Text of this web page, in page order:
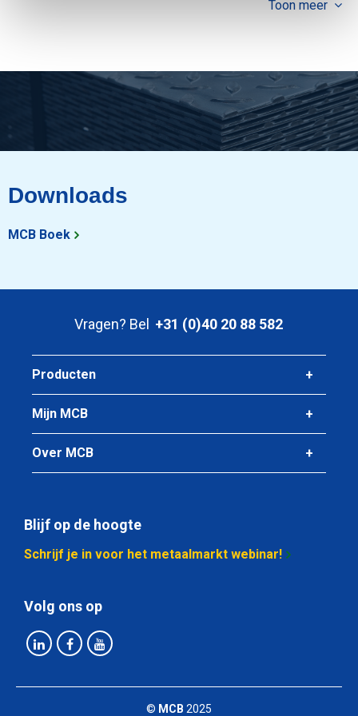
Toon meer
Downloads
MCB Boek
Vragen? Bel +31 (0)40 20 88 582
Producten
Mijn MCB
Over MCB
Blijf op de hoogte
Schrijf je in voor het metaalmarkt webinar!
Volg ons op
© MCB 2025